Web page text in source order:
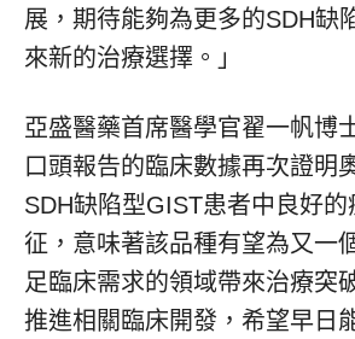
展，期待能夠為更多的SDH缺
來新的治療選擇。」
亞盛醫藥首席醫學官翟一帆博
口頭報告的臨床數據再次證明
SDH缺陷型GIST患者中良好
征，意味著該品種有望為又一
足臨床需求的領域帶來治療突
推進相關臨床開發，希望早日